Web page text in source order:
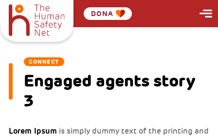
DONA
CONNECT
Engaged agents story
3
Lorem Ipsum is simply dummy text of the printing and